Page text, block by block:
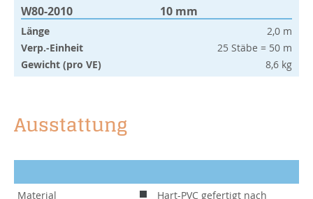
W80-2010
10 mm
Länge
2,0 m
Verp.-Einheit
25 Stäbe = 50 m
Gewicht (pro VE)
8,6 kg
Ausstattung
Material
Hart-PVC gefertigt nach